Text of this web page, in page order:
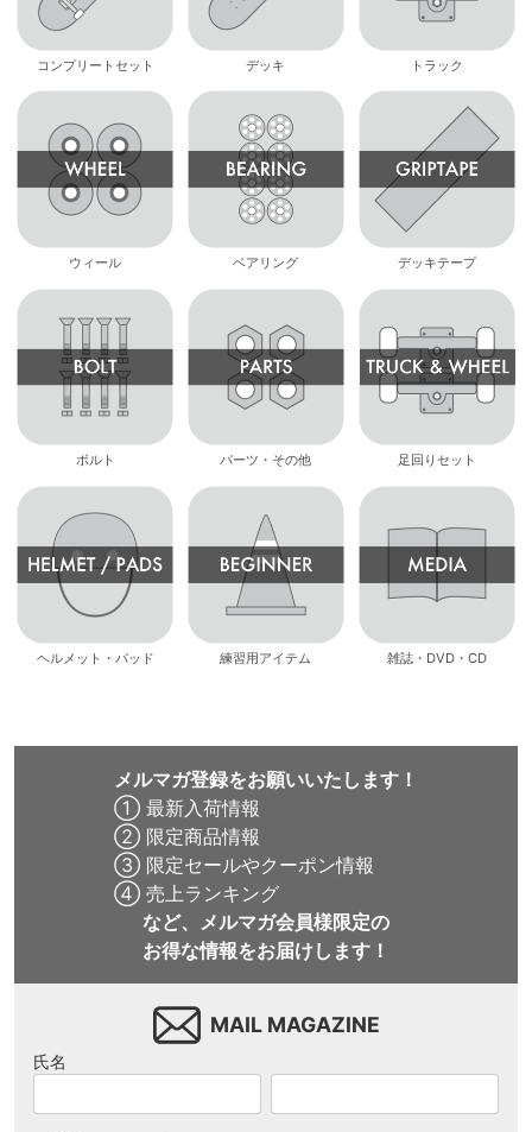
コンプリートセット デッキ トラック
ウィール ベアリング デッキテープ
ボルト パーツ・その他 足回りセット
ヘルメット・パッド 練習用アイテム 雑誌・DVD・CD
メルマガ登録をお願いいたします！
① 最新入荷情報
② 限定商品情報
③ 限定セールやクーポン情報
④ 売上ランキング
など、メルマガ会員様限定の
お得な情報をお届けします！
MAIL MAGAZINE
氏名